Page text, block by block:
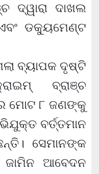
ଦ୍ୱାରା ଦାଖଲ
ଡକ୍ୟୁମେଣ୍ଟ
ବ୍ୟାପକ ଦୃଷ୍ଟି
ବ୍ରାଞ୍ଚ
ମୋଟ ୮ ଜଣଙ୍କୁ
ବର୍ତ୍ତମାନ
ସେମାନଙ୍କ
ଆବେଦନ